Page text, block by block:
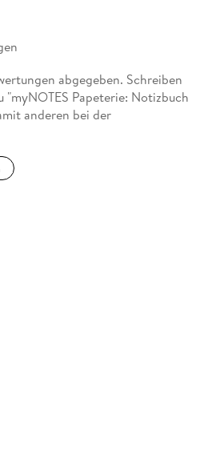
abgegeben. Schreiben
"myNOTES Papeterie: Notizbuch
anderen bei der